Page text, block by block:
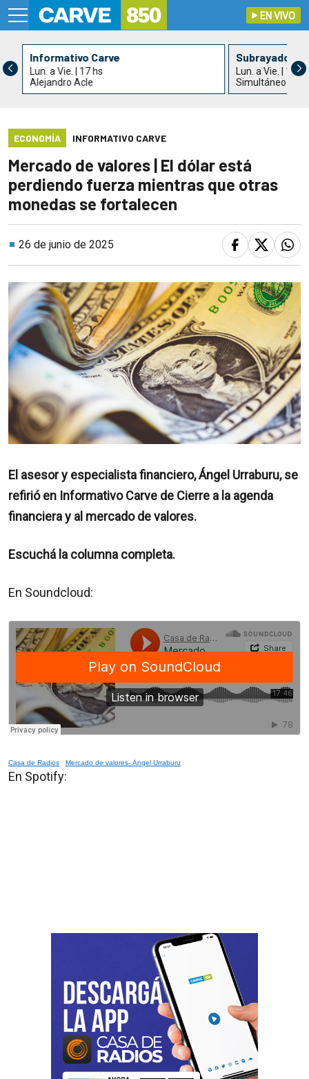
EN VIVO
Informativo Carve
Lun. a Vie. | 17 hs
Alejandro Acle
Subrayado
Lun. a Vie. | 18 hs
Simultáneo con
ECONOMÍA INFORMATIVO CARVE
Mercado de valores | El dólar está
perdiendo fuerza mientras que otras
monedas se fortalecen
26 de junio de 2025
El asesor y especialista financiero, Ángel Urraburu, se
refirió en Informativo Carve de Cierre a la agenda
financiera y al mercado de valores.
Escuchá la columna completa.
En Soundcloud:
Casa de Radios · Mercado de valores- Ángel Urraburu
En Spotify: